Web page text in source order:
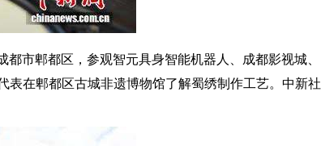
市郫都区，参观智元具身智能机器人、成都影视城、
在郫都区古城非遗博物馆了解蜀绣制作工艺。中新社